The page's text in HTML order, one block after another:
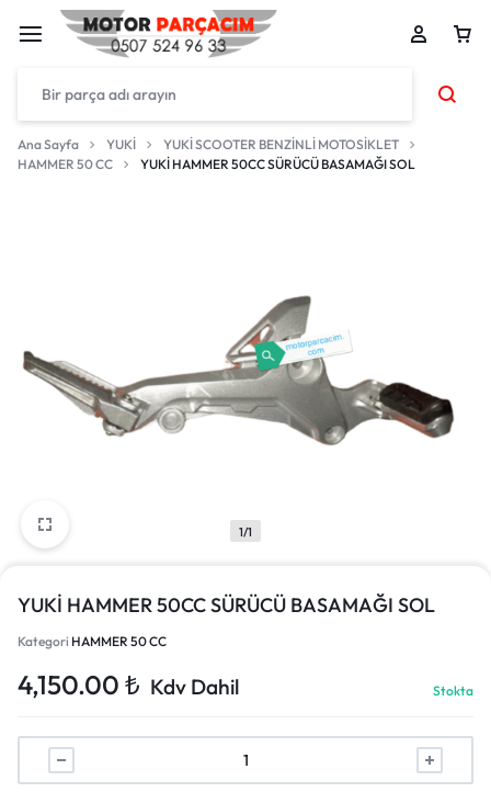
Ana Sayfa YUKİ
YUKİ SCOOTER BENZİNLİ MOTOSİKLET
HAMMER 50 CC
YUKİ HAMMER 50CC SÜRÜCÜ BASAMAĞI SOL
1/1
YUKİ HAMMER 50CC SÜRÜCÜ BASAMAĞI SOL
Kategori HAMMER 50 CC
4,150.00 ₺ Kdv Dahil Stokta